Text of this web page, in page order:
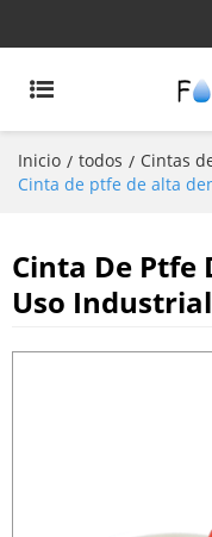
Inicio / todos / Cintas
Cinta de ptfe de alta
Cinta De Ptfe
Uso Industrial